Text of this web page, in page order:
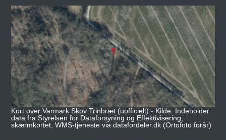
Kort over Varmark Skov Trinbræt (uofficielt) - Kilde: Indeholder
data fra Styrelsen for Dataforsyning og Effektivisering,
skærmkortet, WMS-tjeneste via datafordeler.dk (Ortofoto forår)